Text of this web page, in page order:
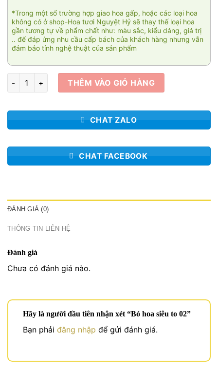
*Trong một số trường hợp giao hoa gấp, hoặc các loại hoa
không có ở shop-Hoa tươi Nguyệt Hỷ sẽ thay thế loại hoa
gần tương tự về phẩm chất như: màu sắc, kiểu dáng, giá trị
.. để đáp ứng nhu cầu cấp bách của khách hàng nhưng vẫn
đảm bảo tính nghệ thuật của sản phẩm
Bó hoa siêu to 02 số lượngTHÊM VÀO GIỎ HÀNG
CHAT ZALO
CHAT FACEBOOK
ĐÁNH GIÁ (0)
THÔNG TIN LIÊN HỆ
Đánh giá
Chưa có đánh giá nào.
Hãy là người đầu tiên nhận xét “Bó hoa siêu to 02”
Bạn phải đăng nhập để gửi đánh giá.